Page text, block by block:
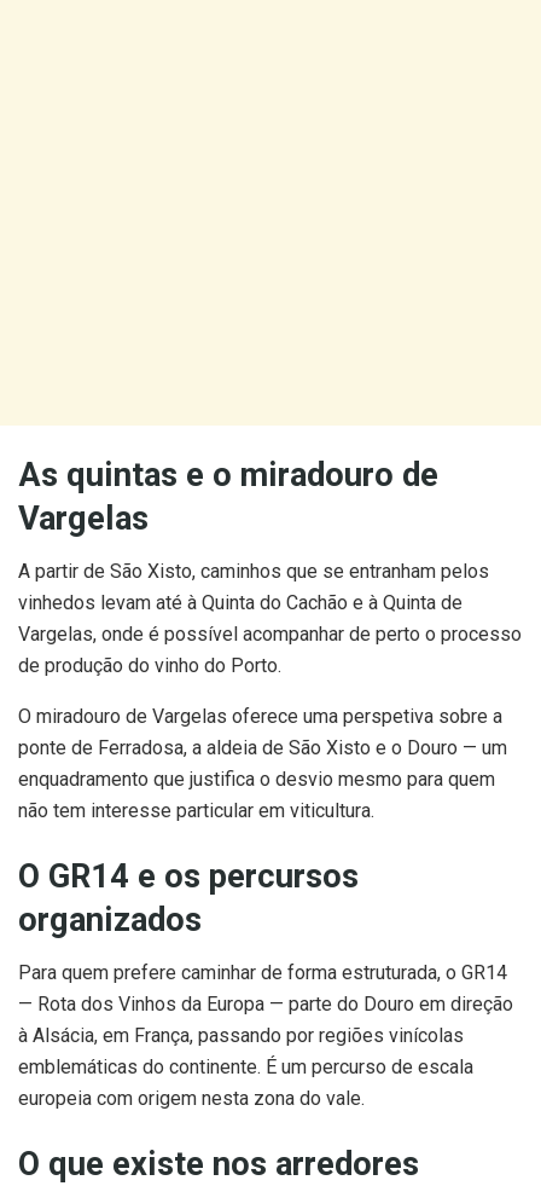
As quintas e o miradouro de
Vargelas
A partir de São Xisto, caminhos que se entranham pelos
vinhedos levam até à Quinta do Cachão e à Quinta de
Vargelas, onde é possível acompanhar de perto o processo
de produção do vinho do Porto.
O miradouro de Vargelas oferece uma perspetiva sobre a
ponte de Ferradosa, a aldeia de São Xisto e o Douro — um
enquadramento que justifica o desvio mesmo para quem
não tem interesse particular em viticultura.
O GR14 e os percursos
organizados
Para quem prefere caminhar de forma estruturada, o GR14
— Rota dos Vinhos da Europa — parte do Douro em direção
à Alsácia, em França, passando por regiões vinícolas
emblemáticas do continente. É um percurso de escala
europeia com origem nesta zona do vale.
O que existe nos arredores